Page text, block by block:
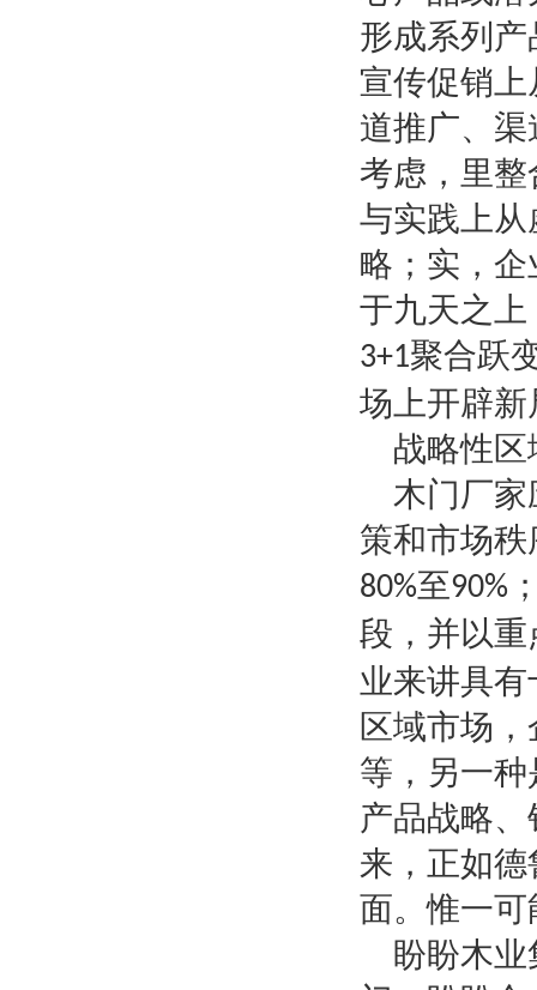
形成系列
宣传促销
道推广、
考虑，里
与实践上
略；实，
于九天之上
3+1聚合跃
场上开辟
战略性
木门厂家
策和市场
80%至90%
段，并以
业来讲具
区域市场
等，另一
产品战略
来，正如
面。惟一可
盼盼木